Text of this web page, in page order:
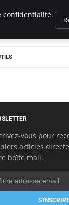
vous pour
articles
boîte mail.
confidentialité.